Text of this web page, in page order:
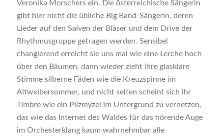
Veronika Morschers ein. Die österreichische Sängerin
gibt hier nicht die übliche Big Band-Sängerin, deren
Lieder auf den Salven der Bläser und dem Drive der
Rhythmusgruppe getragen werden. Sensibel
changierend erreicht sie uns mal wie eine Lerche hoch
über den Bäumen, dann wieder zieht ihre glasklare
Stimme silberne Fäden wie die Kreuzspinne im
Altweibersommer, und nicht selten scheint sich ihr
Timbre wie ein Pilzmyzel im Untergrund zu vernetzen,
das wie das Internet des Waldes für das hörende Auge
im Orchesterklang kaum wahrnehmbar alle